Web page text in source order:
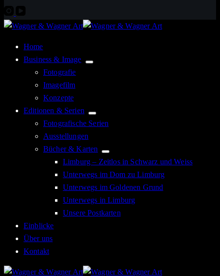
Home
Business & Image
Fotografie
Imagefilm
Konzepte
Editionen & Serien
Fotografische Serien
Ausstellungen
Bücher & Karten
Limburg – Zeitlos in Schwarz und Weiss
Unterwegs im Dom zu Limburg
Unterwegs im Goldenen Grund
Unterwegs in Limburg
Unsere Postkarten
Einblicke
Über uns
Kontakt